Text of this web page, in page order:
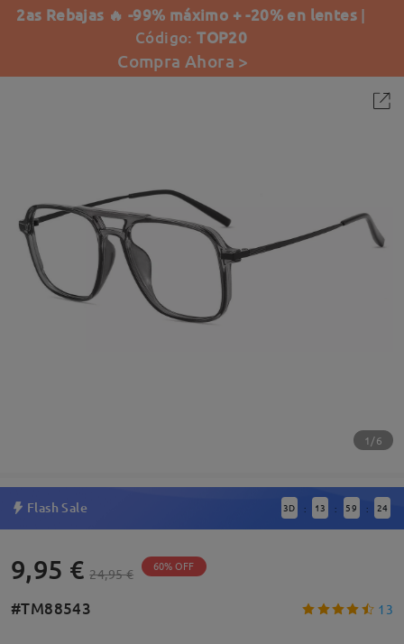
2as Rebajas 🔥 -99% máximo + -20% en lentes |
Código:TOP20
Compra Ahora >
1/6
Flash Sale 3D : 13 : 59 : 24
9,95 € 24,95 € 60% OFF
#TM88543 13